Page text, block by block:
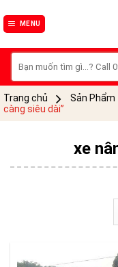
to
MENU
kiếm:
Trang chủ Sản Phẩm
càng siêu dài”
xe